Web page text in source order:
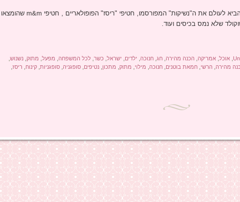
מפעל "הרשי" קיים כבר יותר ממאה שנים והביא לעולם את ה"נשיקות" המפורסמו, חטיפי "ריסז" הפופולאריים , חטיפי m&m שהומצאו
שלא נמס בכיסים ועוד.
אוכל, אמריקה, הכנה מהירה, חג, חנוכה, ילדים ישראל, כשר, לכל המשפחה, מפעל, מתוק, נשנוש,
מהירה, הרשי חמאת בוטנים חנוכה, מילוי מתוק, מתכון נטיפים סופגניה, סופגניות, קינוח ריסז,